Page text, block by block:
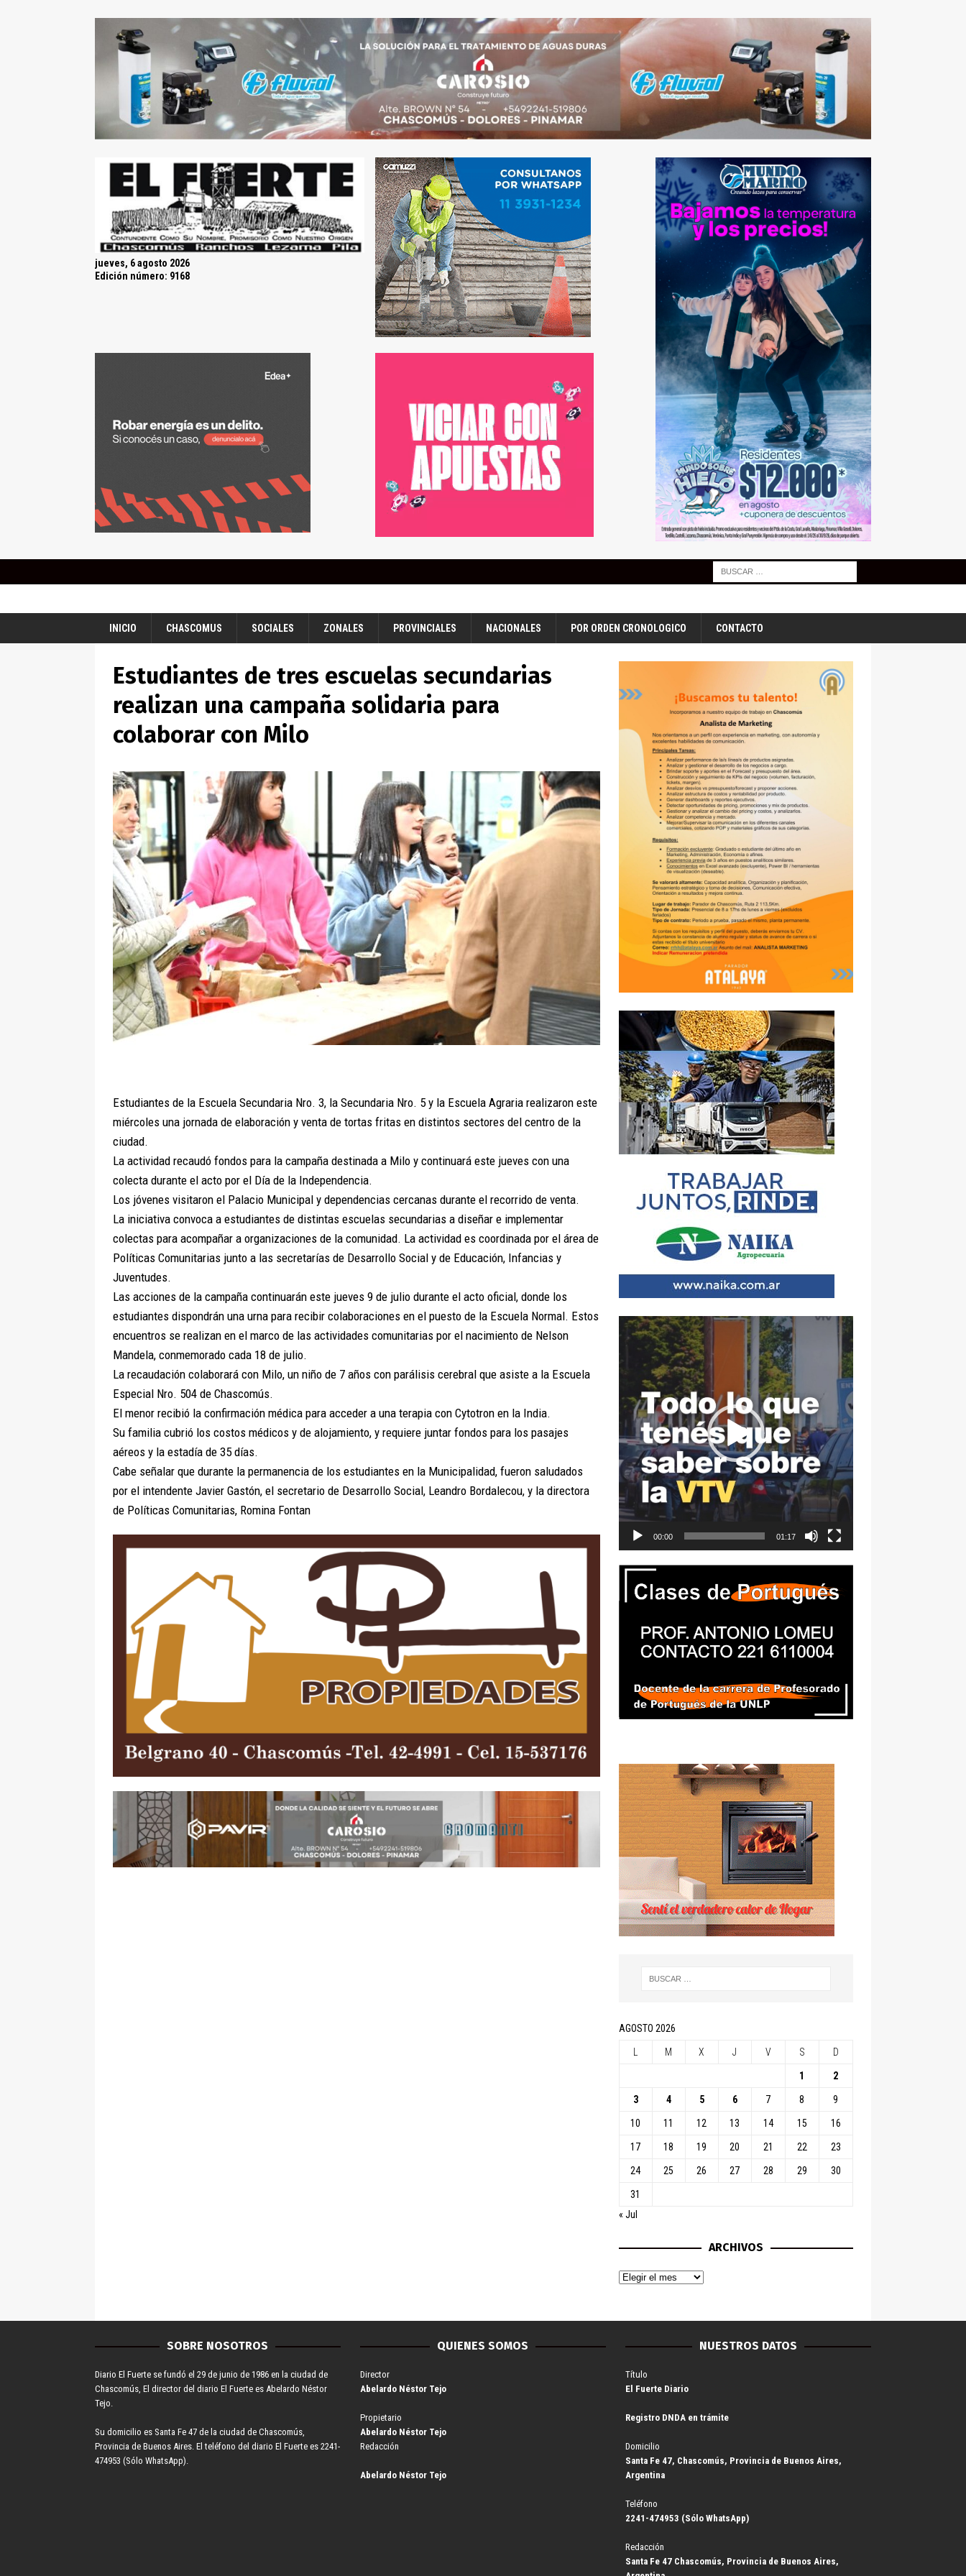
jueves, 6 agosto 2026
Edición número: 9168
INICIO CHASCOMUS SOCIALES ZONALES PROVINCIALES NACIONALES POR ORDEN CRONOLOGICO CONTACTO
Estudiantes de tres escuelas secundarias
realizan una campaña solidaria para
colaborar con Milo
Estudiantes de la Escuela Secundaria Nro. 3, la Secundaria Nro. 5 y la Escuela Agraria realizaron este
miércoles una jornada de elaboración y venta de tortas fritas en distintos sectores del centro de la
ciudad.
La actividad recaudó fondos para la campaña destinada a Milo y continuará este jueves con una
colecta durante el acto por el Día de la Independencia.
Los jóvenes visitaron el Palacio Municipal y dependencias cercanas durante el recorrido de venta.
La iniciativa convoca a estudiantes de distintas escuelas secundarias a diseñar e implementar
colectas para acompañar a organizaciones de la comunidad. La actividad es coordinada por el área de
Políticas Comunitarias junto a las secretarías de Desarrollo Social y de Educación, Infancias y
Juventudes.
Las acciones de la campaña continuarán este jueves 9 de julio durante el acto oficial, donde los
estudiantes dispondrán una urna para recibir colaboraciones en el puesto de la Escuela Normal. Estos
encuentros se realizan en el marco de las actividades comunitarias por el nacimiento de Nelson
Mandela, conmemorado cada 18 de julio.
La recaudación colaborará con Milo, un niño de 7 años con parálisis cerebral que asiste a la Escuela
Especial Nro. 504 de Chascomús.
El menor recibió la confirmación médica para acceder a una terapia con Cytotron en la India.
Su familia cubrió los costos médicos y de alojamiento, y requiere juntar fondos para los pasajes
aéreos y la estadía de 35 días.
Cabe señalar que durante la permanencia de los estudiantes en la Municipalidad, fueron saludados
por el intendente Javier Gastón, el secretario de Desarrollo Social, Leandro Bordalecou, y la directora
de Políticas Comunitarias, Romina Fontan
Reproductor
de
00:00 01:17
AGOSTO 2026
M X J V S D
1 2
3 4 5 6 7 8 9
10 11 12 13 14 15 16
17 18 19 20 21 22 23
24 25 26 27 28 29 30
31
« Jul
ARCHIVOS
SOBRE NOSOTROS
Diario El Fuerte se fundó el 29 de junio de 1986 en la ciudad de
Chascomús, El director del diario El Fuerte es Abelardo Néstor
Tejo.
Su domicilio es Santa Fe 47 de la ciudad de Chascomús,
Provincia de Buenos Aires. El teléfono del diario El Fuerte es 2241-
474953 (Sólo WhatsApp).
QUIENES SOMOS
Director
Abelardo Néstor Tejo
Propietario
Abelardo Néstor Tejo
Redacción
Abelardo Néstor Tejo
NUESTROS DATOS
Título
El Fuerte Diario
Registro DNDA en trámite
Domicilio
Santa Fe 47, Chascomús, Provincia de Buenos Aires,
Argentina
Teléfono
2241-474953 (Sólo WhatsApp)
Redacción
Santa Fe 47 Chascomús, Provincia de Buenos Aires,